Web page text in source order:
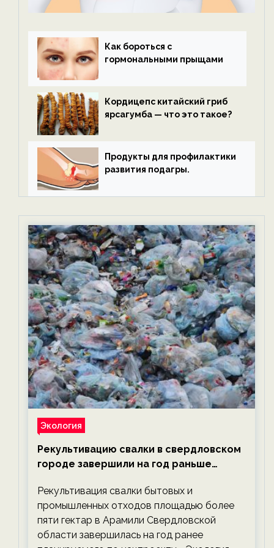
Как бороться с
гормональными прыщами
Кордицепс китайский гриб
ярсагумба — что это такое?
Продукты для профилактики
развития подагры.
Экология
Рекультивацию свалки в свердловском
городе завершили на год раньше
экологии на ECOportal
Рекультивация свалки бытовых и
промышленных отходов площадью более
пяти гектар в Арамили Свердловской
области завершилась на год ранее